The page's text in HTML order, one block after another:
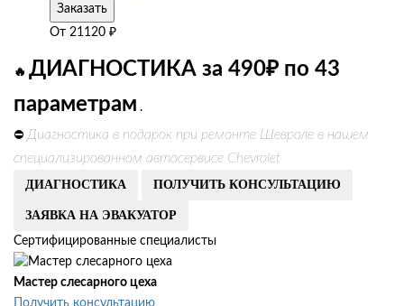
Заказать
От 21120 ₽
🔥 ДИАГНОСТИКА за 490₽ по 43
параметрам .
⛔ Диагностика в подарок при ремонте Шевроле в нашем
специализированном автосервисе Chevrolet
ДИАГНОСТИКА ПОЛУЧИТЬ КОНСУЛЬТАЦИЮ
ЗАЯВКА НА ЭВАКУАТОР
Сертифицированные специалисты
Мастер слесарного цеха
Получить консультацию